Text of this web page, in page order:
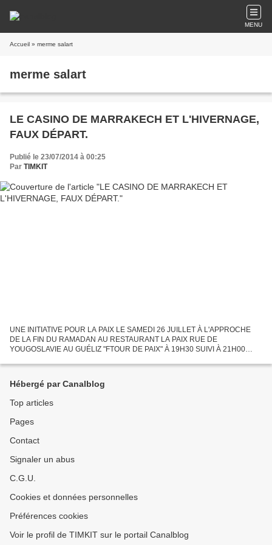
MENU
Accueil » merme salart
merme salart
LE CASINO DE MARRAKECH ET L'HIVERNAGE,
FAUX DÉPART.
Publié le 23/07/2014 à 00:25
Par TIMKIT
UNE INITIATIVE POUR LA PAIX LE SAMEDI 26 JUILLET À L'APPROCHE
DE LA FIN DU RAMADAN AU RESTAURANT LA PAIX RUE DE
YOUGOSLAVIE AU GUÉLIZ "FTOUR DE PAIX" À 19H30 SUIVI À 21H00
des violences sur...
Hébergé par Canalblog
Top articles
Pages
Contact
Signaler un abus
C.G.U.
Cookies et données personnelles
Préférences cookies
Voir le profil de TIMKIT sur le portail Canalblog